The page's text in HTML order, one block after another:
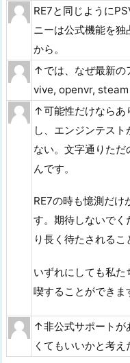
RE7と同じように
ニーは公式機能を
から。
↑では、なぜ最新の
vive, openvr, steam
↑可能性だけならあ
し、エンジンテス
ない。文字通りた
んです。
RE7の時も憶測だけ
す。期待しないでく
り長く待たされるこ
いずれにしても私
喫することができま
↑非公式サポートが
くてもいいかと考え